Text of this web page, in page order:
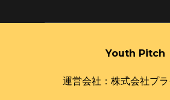
Youth Pitch
運営会社：株式会社プ